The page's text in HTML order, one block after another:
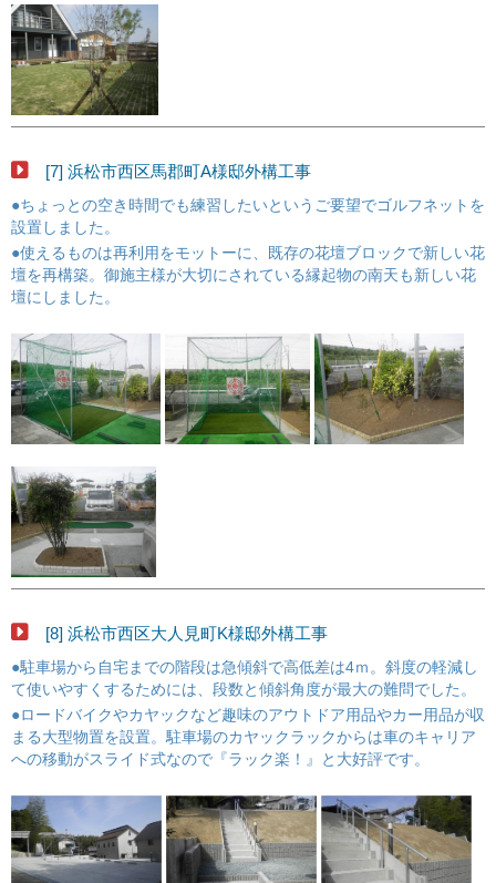
[7] 浜松市西区馬郡町A様邸外構工事
●ちょっとの空き時間でも練習したいというご要望でゴルフネットを
設置しました。
●使えるものは再利用をモットーに、既存の花壇ブロックで新しい花
壇を再構築。御施主様が大切にされている縁起物の南天も新しい花
壇にしました。
[8] 浜松市西区大人見町K様邸外構工事
●駐車場から自宅までの階段は急傾斜で高低差は4ｍ。斜度の軽減し
て使いやすくするためには、段数と傾斜角度が最大の難問でした。
●ロードバイクやカヤックなど趣味のアウトドア用品やカー用品が収
まる大型物置を設置。駐車場のカヤックラックからは車のキャリア
への移動がスライド式なので『ラック楽！』と大好評です。